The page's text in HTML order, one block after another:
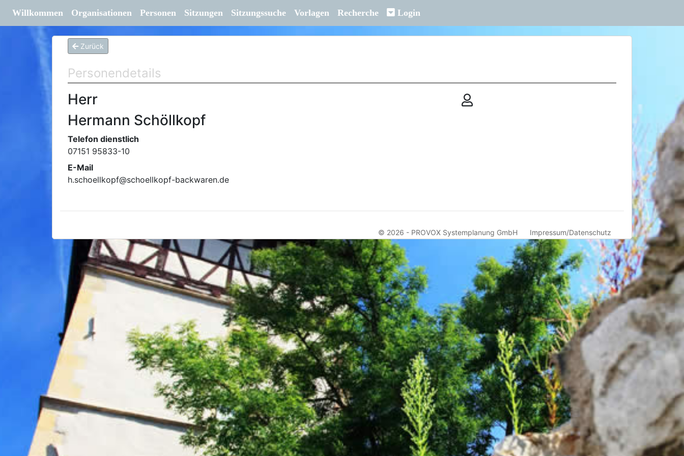
Willkommen Organisationen Personen Sitzungen Sitzungssuche Vorlagen Recherche Login
Zurück
Personendetails
Herr
Hermann Schöllkopf
Telefon dienstlich
07151 95833-10
E-Mail
h.schoellkopf@schoellkopf-backwaren.de
© 2026 - PROVOX Systemplanung GmbH Impressum/Datenschutz